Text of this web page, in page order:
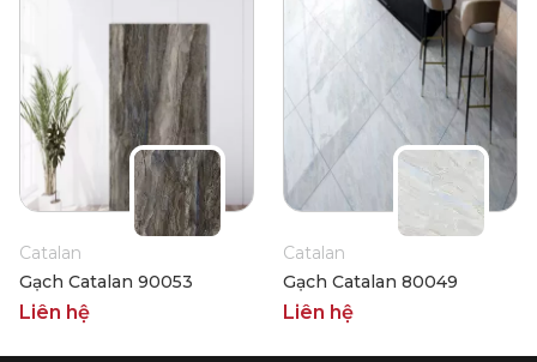
Catalan
Gạch Catalan 90053
Liên hệ
Catalan
Gạch Catalan 80049
Liên hệ